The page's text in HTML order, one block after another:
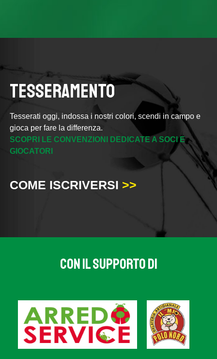
TESSERAMENTO
Tesserati oggi, indossa i nostri colori, scendi in campo e
gioca per fare la differenza.
SCOPRI LE CONVENZIONI DEDICATE A SOCI E
GIOCATORI
COME ISCRIVERSI >>
CON IL SUPPORTO DI